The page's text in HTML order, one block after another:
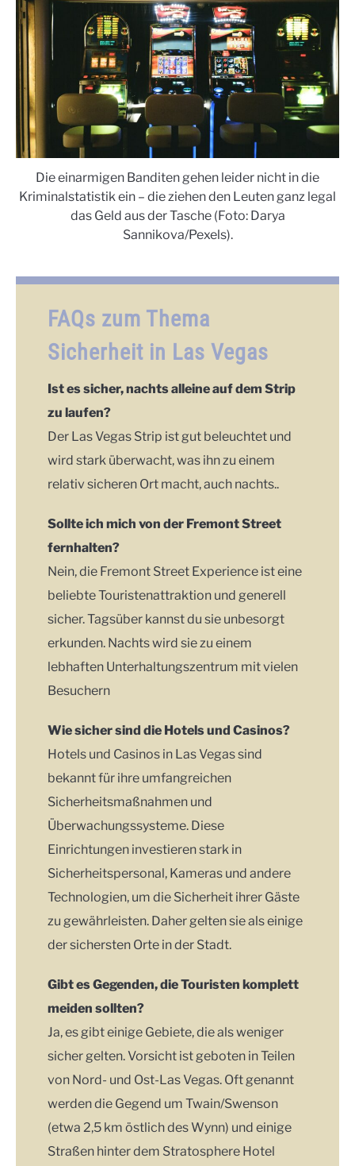
Die einarmigen Banditen gehen leider nicht in die
Kriminalstatistik ein – die ziehen den Leuten ganz legal
das Geld aus der Tasche (Foto: Darya
Sannikova/Pexels).
FAQs zum Thema
Sicherheit in Las Vegas
Ist es sicher, nachts alleine auf dem Strip
zu laufen?
Der Las Vegas Strip ist gut beleuchtet und
wird stark überwacht, was ihn zu einem
relativ sicheren Ort macht, auch nachts..
Sollte ich mich von der Fremont Street
fernhalten?
Nein, die Fremont Street Experience ist eine
beliebte Touristenattraktion und generell
sicher. Tagsüber kannst du sie unbesorgt
erkunden. Nachts wird sie zu einem
lebhaften Unterhaltungszentrum mit vielen
Besuchern
Wie sicher sind die Hotels und Casinos?
Hotels und Casinos in Las Vegas sind
bekannt für ihre umfangreichen
Sicherheitsmaßnahmen und
Überwachungssysteme. Diese
Einrichtungen investieren stark in
Sicherheitspersonal, Kameras und andere
Technologien, um die Sicherheit ihrer Gäste
zu gewährleisten. Daher gelten sie als einige
der sichersten Orte in der Stadt.
Gibt es Gegenden, die Touristen komplett
meiden sollten?
Ja, es gibt einige Gebiete, die als weniger
sicher gelten. Vorsicht ist geboten in Teilen
von Nord- und Ost-Las Vegas. Oft genannt
werden die Gegend um Twain/Swenson
(etwa 2,5 km östlich des Wynn) und einige
Straßen hinter dem Stratosphere Hotel